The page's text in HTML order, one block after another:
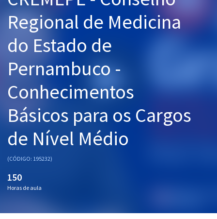
Graduação
Mentorias
Questões grátis
Conteúdo gratuito
Blog
Aprovados
Atendimento
Regional de Medicina
do Estado de
Pernambuco -
Conhecimentos
Básicos para os Cargos
de Nível Médio
(CÓDIGO: 195232)
150
Horas de aula